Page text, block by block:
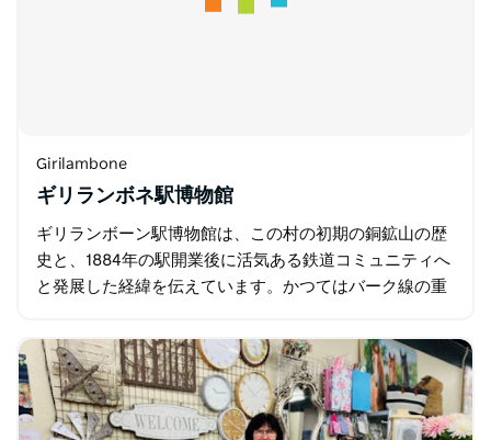
Girilambone
ギリランボネ駅博物館
ギリランボーン駅博物館は、この村の初期の銅鉱山の歴
史と、1884年の駅開業後に活気ある鉄道コミュニティへ
と発展した経緯を伝えています。かつてはバーク線の重
紀以上にわたって運営されていました…